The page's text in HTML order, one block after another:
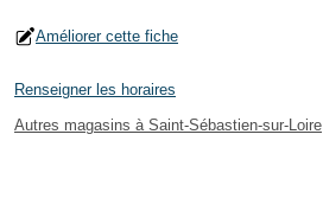
Améliorer cette fiche
Renseigner les horaires
Autres magasins à Saint-Sébastien-sur-Loire